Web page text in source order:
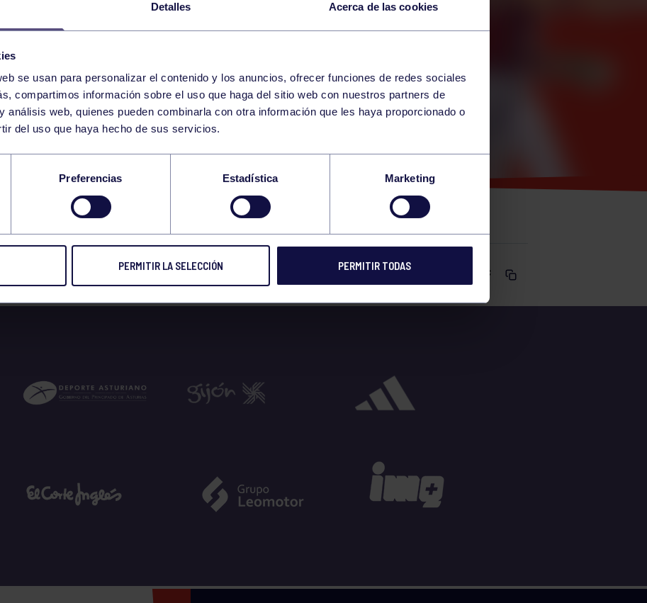
Detalles Acerca de las cookies
se usan para personalizar el contenido y los anuncios, ofrecer funciones de redes sociales
compartimos información sobre el uso que haga del sitio web con nuestros partners de
análisis web, quienes pueden combinarla con otra información que les haya proporcionado o
del uso que haya hecho de sus servicios.
Preferencias Estadística Marketing
PERMITIR LA SELECCIÓN PERMITIR TODAS
1 SATURDAY
APRIL
04/2023 CORE 12:30-13:00
2023